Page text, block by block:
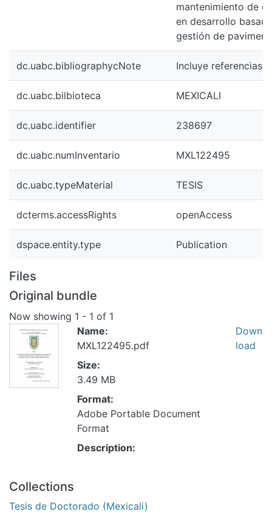
mantenimiento de
en desarrollo
gestión de
dc.uabc.bibliographycNote Incluye referencias
dc.uabc.bilbioteca MEXICALI
dc.uabc.identifier 238697
dc.uabc.numInventario MXL122495
dc.uabc.typeMaterial TESIS
dcterms.accessRights openAccess
dspace.entity.type Publication
Files
Original bundle
Now showing 1 - 1 of 1
Name:
MXL122495.pdf
Size:
3.49 MB
Format:
Adobe Portable Document
Format
Description:
Down
load
Collections
Tesis de Doctorado (Mexicali)